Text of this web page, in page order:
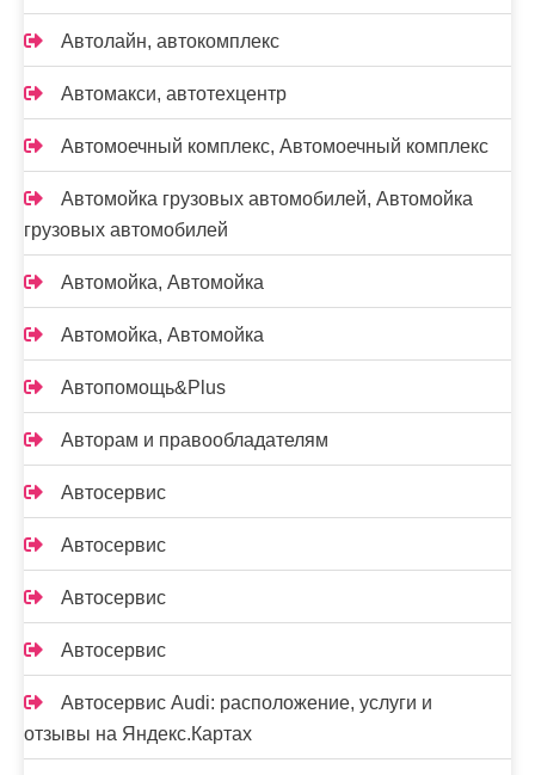
Автолайн, автокомплекс
Автомакси, автотехцентр
Автомоечный комплекс, Автомоечный комплекс
Автомойка грузовых автомобилей, Автомойка
грузовых автомобилей
Автомойка, Автомойка
Автомойка, Автомойка
Автопомощь&Plus
Авторам и правообладателям
Автосервис
Автосервис
Автосервис
Автосервис
Автосервис Audi: расположение, услуги и
отзывы на Яндекс.Картах